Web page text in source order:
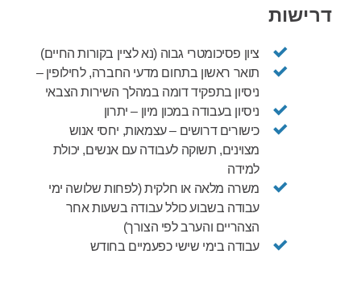
דרישות
ציון פסיכומטרי גבוה (נא לציין בקורות החיים)
תואר ראשון בתחום מדעי החברה, לחילופין–
ניסיון בתפקיד דומה במהלך השירות הצבאי
ניסיון בעבודה במכון מיון –יתרון
כישורים דרושים –עצמאות, יחסי אנוש
מצוינים, תשוקה לעבודה עם אנשים, יכולת
למידה
משרה מלאה או חלקית (לפחות שלושה ימי
עבודה בשבוע כולל עבודה בשעות אחר
הצהריים והערב לפי הצורך)
עבודה בימי שישי כפעמיים בחודש